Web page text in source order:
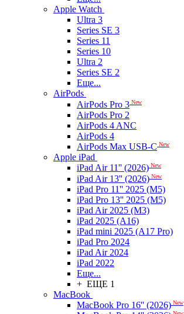
Apple Watch
Ultra 3
Series SE 3
Series 11
Series 10
Ultra 2
Series SE 2
Еще...
AirPods
AirPods Pro 3 New
AirPods Pro 2
AirPods 4 ANC
AirPods 4
AirPods Max USB-C New
Apple iPad
iPad Air 11'' (2026) New
iPad Air 13'' (2026) New
iPad Pro 11'' 2025 (M5)
iPad Pro 13'' 2025 (M5)
iPad Air 2025 (M3)
iPad 2025 (A16)
iPad mini 2025 (A17 Pro)
iPad Pro 2024
iPad Air 2024
iPad 2022
Еще...
+ ЕЩЕ 1
MacBook
MacBook Pro 16'' (2026) New